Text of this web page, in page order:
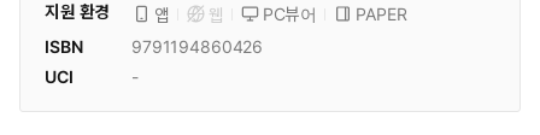
지원 환경
앱 웹 PC뷰어
PAPER
ISBN
9791194860426
UCI
-